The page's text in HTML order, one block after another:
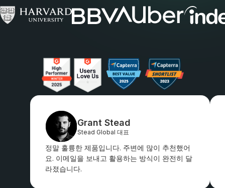
Grant Stead
Stead Global 대표
정말 훌륭한 제품입니다. 주변에 많이 추천했어
요. 이메일을 보내고 활용하는 방식이 완전히 달
라졌습니다.